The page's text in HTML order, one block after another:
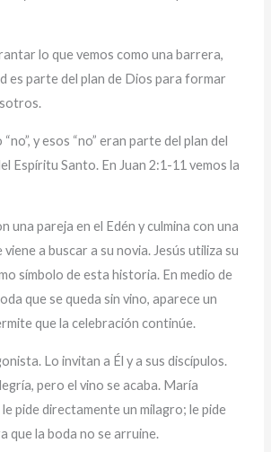
lo que vemos como una barrera,
es parte del plan de Dios para formar
y esos “no” eran parte del plan del
Espíritu Santo. En Juan 2:1-11 vemos la
una pareja en el Edén y culmina con una
viene a buscar a su novia. Jesús utiliza su
símbolo de esta historia. En medio de
que se queda sin vino, aparece un
que la celebración continúe.
Lo invitan a Él y a sus discípulos.
pero el vino se acaba. María
pide directamente un milagro; le pide
que la boda no se arruine.